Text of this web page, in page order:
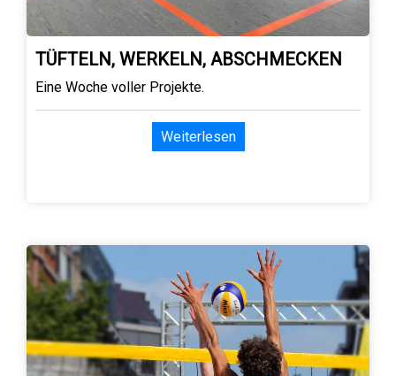
TÜFTELN, WERKELN, ABSCHMECKEN
Eine Woche voller Projekte.
Weiterlesen